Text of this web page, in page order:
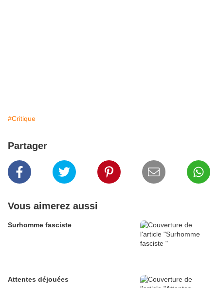
#Critique
Partager
Vous aimerez aussi
Surhomme fasciste
Attentes déjouées